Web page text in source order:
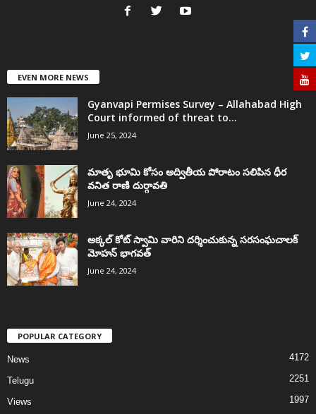
EVEN MORE NEWS
Gyanvapi Permises Survey – Allahabad High
Court informed of threat to...
June 25, 2024
మాతృ భూమి కోసం అద్వితీయ పోరాటం సలిపిన ధీర
వనిత రాణి దుర్గావతి
June 24, 2024
అక్కల్‌ కోట్‌ స్వామి వారిని దర్శించుకున్న సరసంఘచాలక్
మోహన్ భాగవత్
June 24, 2024
POPULAR CATEGORY
News 4172
Telugu 2251
Views 1997